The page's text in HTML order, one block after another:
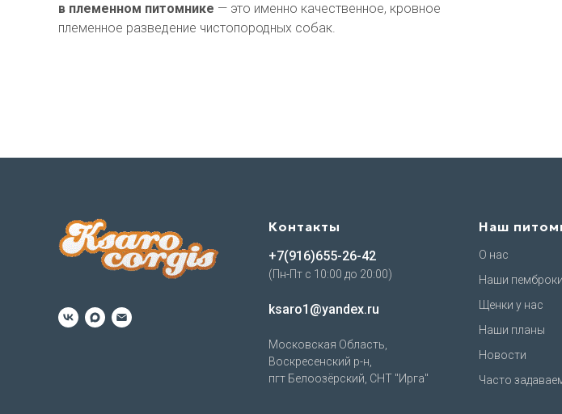
в племенном питомнике — это именно качественное, кровное
племенное разведение чистопородных собак.
Контакты
+7(916)655-26-42
(Пн-Пт с 10:00 до 20:00)
ksaro1@yandex.ru
Московская Область,
Воскресенский р-н,
пгт Белоозёрский, СНТ "Ирга"
Наш
О нас
Наши пемброки
Щенки у нас
Наши планы
Новости
Часто